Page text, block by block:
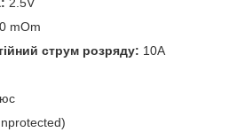
2.5V
mOm
струм розряду: 10A